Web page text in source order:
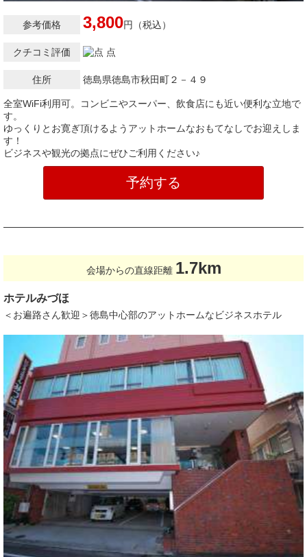
参考価格 3,800円（税込）
クチコミ評価 点
住所 徳島県徳島市秋田町２－４９
全室WiFi利用可。コンビニやスーパー、飲食店にも近い便利な立地で
す。
ゆっくりとお寛ぎ頂けるようアットホームなおもてなしでお迎えしま
す！
ビジネスや観光の拠点にぜひご利用ください♪
予約する
会場からの直線距離 1.7km
ホテルみづほ
＜お遍路さん歓迎＞徳島中心部のアットホームなビジネスホテル